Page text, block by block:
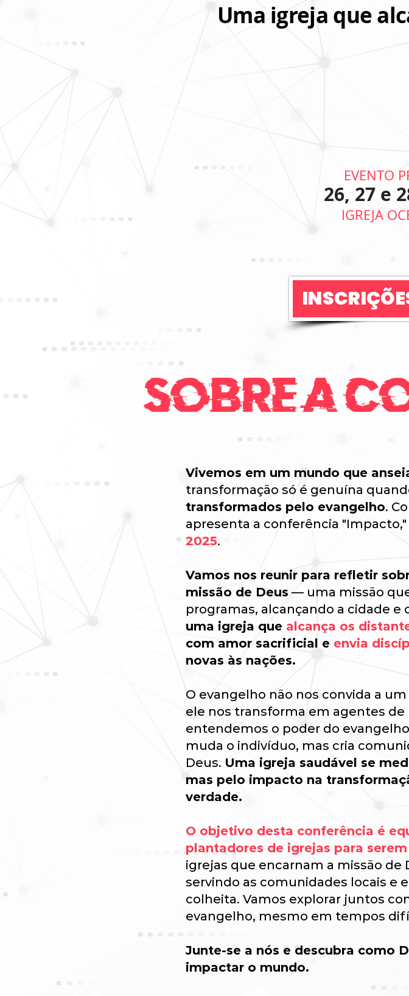
Uma igreja que
EVENTO
26, 27 e
IGREJA
Vivemos em um mundo que
transformação só é genuína
transformados pelo evangelho.
apresenta a conferência "Impacto,"
2025.
Vamos nos reunir para refletir
missão de Deus — uma missão
programas, alcançando a cidade e
uma igreja que alcança os
com amor sacrificial e envia
novas às nações.
O evangelho não nos convida a
ele nos transforma em agentes
entendemos o poder do
muda o indivíduo, mas cria
Deus. Uma igreja saudável se
mas pelo impacto na
verdade.
O objetivo desta conferência é
plantadores de igrejas para
igrejas que encarnam a missão de
servindo as comunidades locais e
colheita. Vamos explorar juntos
evangelho, mesmo em tempos
Junte-se a nós e descubra como
impactar o mundo.